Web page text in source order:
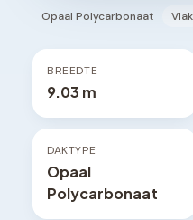
Opaal Polycarbonaat Vlak
BREEDTE
9.03 m
DAKTYPE
Opaal
Polycarbonaat